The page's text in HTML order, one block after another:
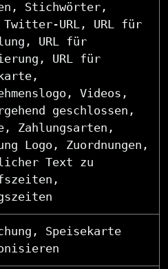
Stichwörter,
URL, URL für
URL für
URL für
Videos,
geschlossen,
Zahlungsarten,
Logo, Zuordnungen,
Text zu
Speisekarte